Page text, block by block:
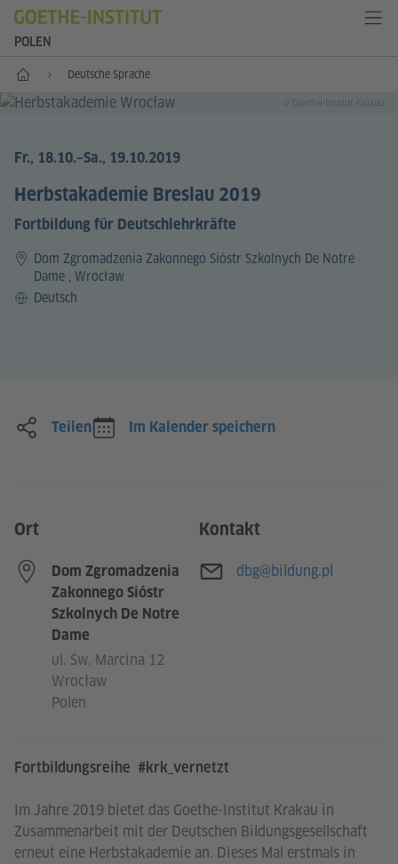
POLEN
Start Deutsche Sprache
Fr., 18.10.–Sa., 19.10.2019
Herbstakademie Breslau 2019
Fortbildung für Deutschlehrkräfte
Dom Zgromadzenia Zakonnego Sióstr Szkolnych De Notre
Dame , Wrocław
SpracheDeutsch
© Goethe-Institut Krakau
Fortbildungsreihe #krk_vernetzt
Im Jahre 2019 bietet das Goethe-Institut Krakau in
Zusammenarbeit mit der Deutschen Bildungsgesellschaft
erneut eine Herbstakademie an. Dieses Mal erstmals in
Teilen Im Kalender speichern
Ort
Dom Zgromadzenia
Zakonnego Sióstr
Szkolnych De Notre
Dame
ul. Św. Marcina 12
Wrocław
Polen
Kontakt
E-Mail
dbg@bildung.pl